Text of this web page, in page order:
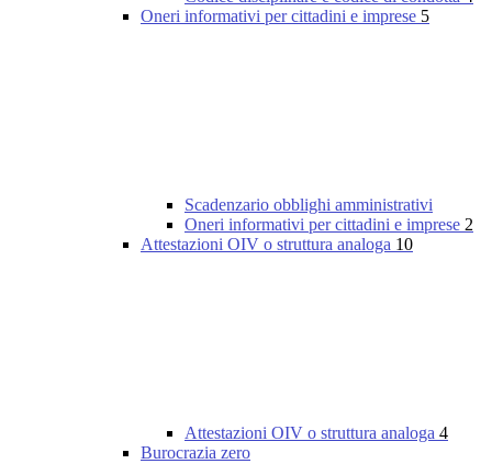
Oneri informativi per cittadini e imprese 5
Scadenzario obblighi amministrativi
Oneri informativi per cittadini e imprese 2
Attestazioni OIV o struttura analoga 10
Attestazioni OIV o struttura analoga 4
Burocrazia zero